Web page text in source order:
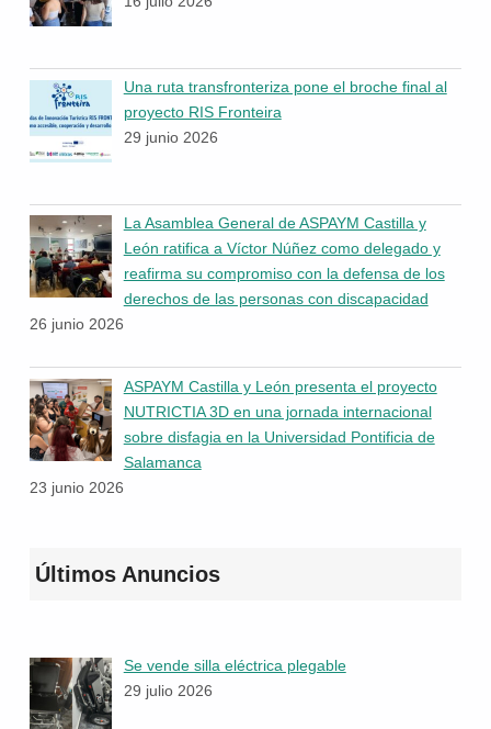
Una ruta transfronteriza pone el broche final al
proyecto RIS Fronteira
29 junio 2026
La Asamblea General de ASPAYM Castilla y
León ratifica a Víctor Núñez como delegado y
reafirma su compromiso con la defensa de los
derechos de las personas con discapacidad
26 junio 2026
ASPAYM Castilla y León presenta el proyecto
NUTRICTIA 3D en una jornada internacional
sobre disfagia en la Universidad Pontificia de
Salamanca
23 junio 2026
Últimos Anuncios
Se vende silla eléctrica plegable
29 julio 2026